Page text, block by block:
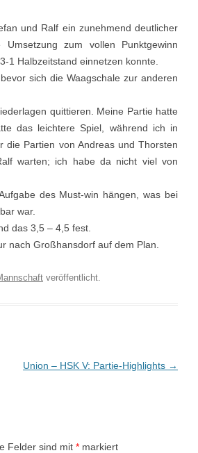
und Ralf ein zunehmend deutlicher
zum vollen Punktgewinn
1 Halbzeitstand einnetzen konnte.
sich die Waagschale zur anderen
quittieren. Meine Partie hatte
das leichtere Spiel, während ich in
die Partien von Andreas und Thorsten
warten; ich habe da nicht viel von
des Must-win hängen, was bei
war.
das 3,5 – 4,5 fest.
nach Großhansdorf auf dem Plan.
veröffentlicht.
Union – HSK V: Partie-Highlights →
Felder sind mit * markiert